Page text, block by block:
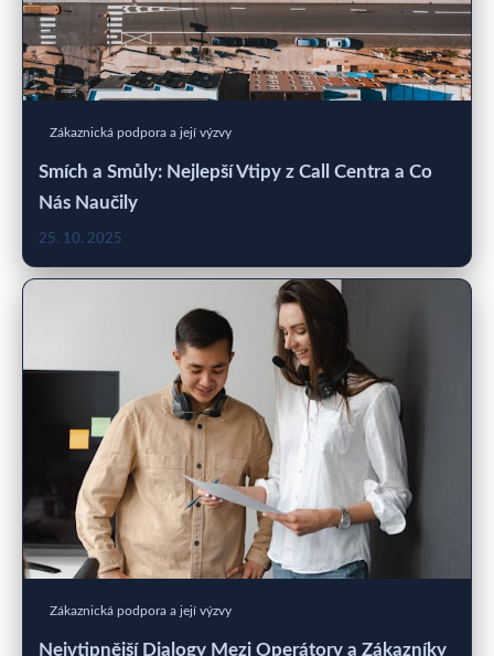
Zákaznická podpora a její výzvy
Smích a Smůly: Nejlepší Vtipy z Call Centra a Co
Nás Naučily
25. 10. 2025
Zákaznická podpora a její výzvy
Nejvtipnější Dialogy Mezi Operátory a Zákazníky